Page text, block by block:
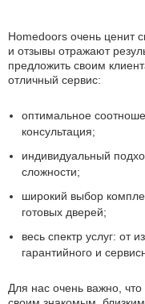
Homedoors очень ценит
и отзывы отражают
предложить своим
отличный сервис:
оптимальное
консультация;
индивидуальный
сложности;
широкий выбор
готовых дверей;
весь спектр услуг: от
гарантийного и
Для нас очень важно,